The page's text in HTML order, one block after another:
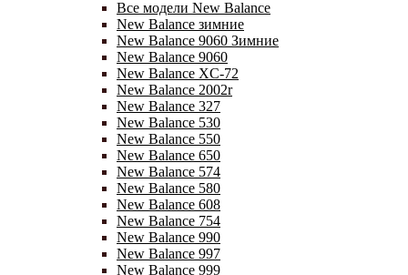
Все модели New Balance
New Balance зимние
New Balance 9060 Зимние
New Balance 9060
New Balance XC-72
New Balance 2002r
New Balance 327
New Balance 530
New Balance 550
New Balance 650
New Balance 574
New Balance 580
New Balance 608
New Balance 754
New Balance 990
New Balance 997
New Balance 999